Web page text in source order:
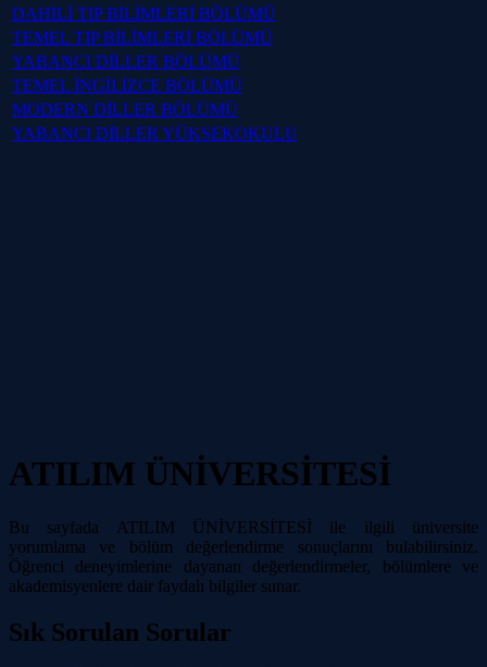
DAHİLİ TIP BİLİMLERİ BÖLÜMÜ
TEMEL TIP BİLİMLERİ BÖLÜMÜ
YABANCI DİLLER BÖLÜMÜ
TEMEL İNGİLİZCE BÖLÜMÜ
MODERN DİLLER BÖLÜMÜ
YABANCI DİLLER YÜKSEKOKULU
ATILIM ÜNİVERSİTESİ
Bu sayfada ATILIM ÜNİVERSİTESİ ile ilgili üniversite
yorumlama ve bölüm değerlendirme sonuçlarını bulabilirsiniz.
Öğrenci deneyimlerine dayanan değerlendirmeler, bölümlere ve
akademisyenlere dair faydalı bilgiler sunar.
Sık Sorulan Sorular